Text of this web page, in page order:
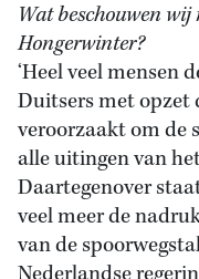
Wat beschouwen
Hongerwinter?
‘Heel veel mensen
Duitsers met opzet
veroorzaakt om de
alle uitingen van
Daartegenover
veel meer de
van de